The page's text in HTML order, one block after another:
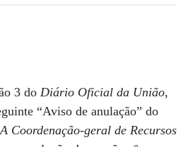
3 do Diário Oficial da União,
“Aviso de anulação” do
Coordenação-geral de Recursos